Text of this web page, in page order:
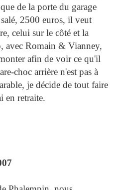
de la porte du garage
2500 euros, il veut
celui sur le côté et la
avec Romain & Vianney,
afin de voir ce qu'il
choc arrière n'est pas à
je décide de tout faire
en retraite.